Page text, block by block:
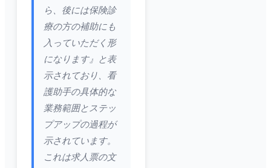
ら、後には保険診
療の方の補助にも
入っていただく形
になります』と表
示されており、看
護助手の具体的な
業務範囲とステッ
プアップの過程が
示されています。
これは求人票の文